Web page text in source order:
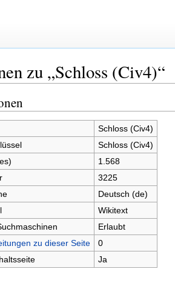
zu „Schloss (Civ4)“
Schloss (Civ4)
Schloss (Civ4)
1.568
3225
Deutsch (de)
Wikitext
Erlaubt
zu dieser Seite
0
Ja